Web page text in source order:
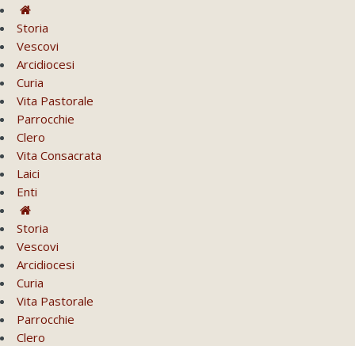
Storia
Vescovi
Arcidiocesi
Curia
Vita Pastorale
Parrocchie
Clero
Vita Consacrata
Laici
Enti
Storia
Vescovi
Arcidiocesi
Curia
Vita Pastorale
Parrocchie
Clero